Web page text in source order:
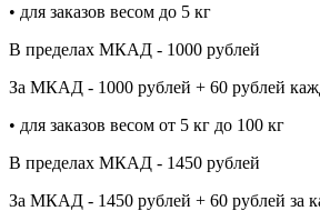
• для заказов весом до 5 кг
В пределах МКАД - 1000 рублей
За МКАД - 1000 рублей + 60 рублей
• для заказов весом от 5 кг до 100 кг
В пределах МКАД - 1450 рублей
За МКАД - 1450 рублей + 60 рублей за